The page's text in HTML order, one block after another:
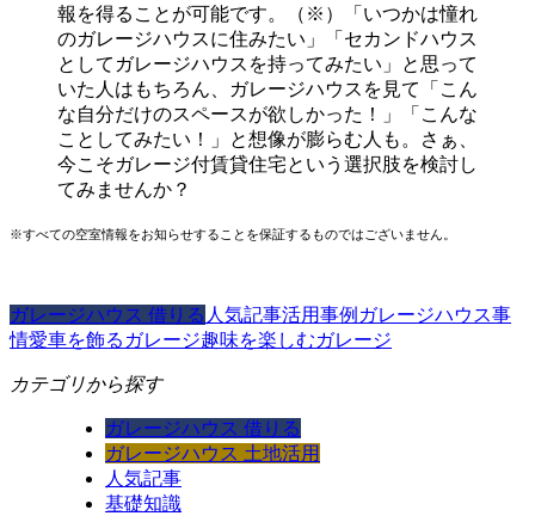
報を得ることが可能です。（※）「いつかは憧れ
のガレージハウスに住みたい」「セカンドハウス
としてガレージハウスを持ってみたい」と思って
いた人はもちろん、ガレージハウスを見て「こん
な自分だけのスペースが欲しかった！」「こんな
ことしてみたい！」と想像が膨らむ人も。さぁ、
今こそガレージ付賃貸住宅という選択肢を検討し
てみませんか？
※すべての空室情報をお知らせすることを保証するものではございません。
ガレージハウス 借りる 人気記事活用事例 ガレージハウス事
情愛車を飾るガレージ趣味を楽しむガレージ
カテゴリから探す
ガレージハウス 借りる
ガレージハウス 土地活用
人気記事
基礎知識